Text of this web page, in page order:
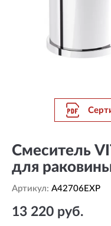
Смеситель
для
Артикул: A42706EXP
13 220 руб.